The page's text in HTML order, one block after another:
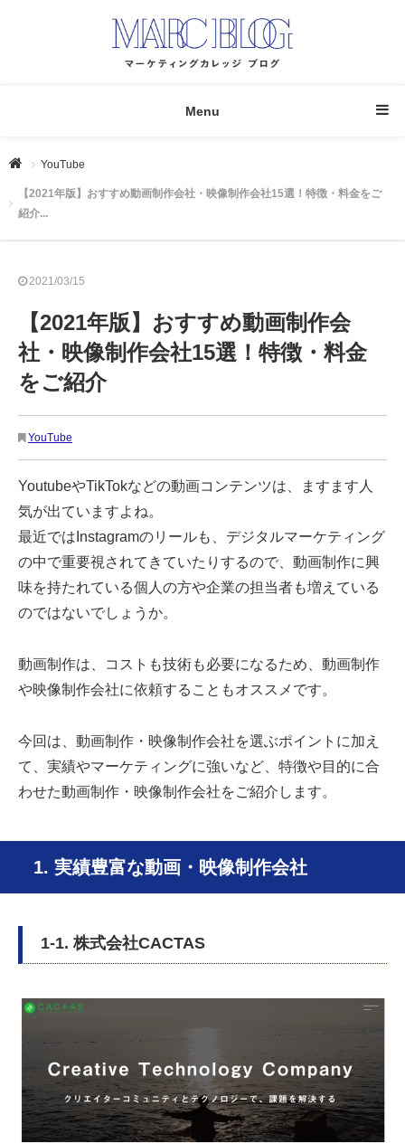
Menu
YouTube
【2021年版】おすすめ動画制作会社・映像制作会社15選！特徴・料金をご
紹介...
2021/03/15
【2021年版】おすすめ動画制作会
社・映像制作会社15選！特徴・料金
をご紹介
YouTube
YoutubeやTikTokなどの動画コンテンツは、ますます人
気が出ていますよね。
最近ではInstagramのリールも、デジタルマーケティング
の中で重要視されてきていたりするので、動画制作に興
味を持たれている個人の方や企業の担当者も増えている
のではないでしょうか。
動画制作は、コストも技術も必要になるため、動画制作
や映像制作会社に依頼することもオススメです。
今回は、動画制作・映像制作会社を選ぶポイントに加え
て、実績やマーケティングに強いなど、特徴や目的に合
わせた動画制作・映像制作会社をご紹介します。
1. 実績豊富な動画・映像制作会社
1-1. 株式会社CACTAS